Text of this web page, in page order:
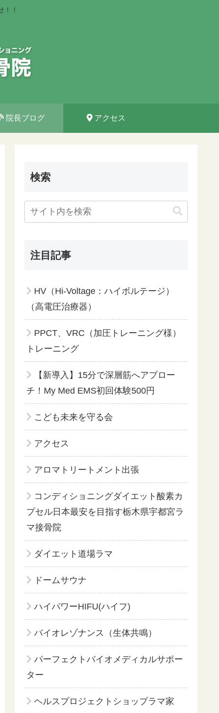
！！
院長ブログ アクセス
検索
注目記事
HV（Hi-Voltage：ハイボルテージ）
（高電圧治療器）
PPCT、VRC（加圧トレーニング様）
トレーニング
【新導入】15分で深層筋へアプロー
チ！My Med EMS初回体験500円
こども未来を守る会
アクセス
アロマトリートメント出張
コンディショニングダイエット酸素カ
プセル日本最安を目指す栃木県宇都宮ラ
マ接骨院
ダイエット道場ラマ
ドームサウナ
ハイパワーHIFU(ハイフ)
バイオレゾナンス（生体共鳴）
パーフェクトバイオメディカルサポー
ター
ヘルスプロジェクトショップラマ家